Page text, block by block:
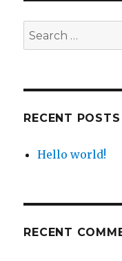
Search
for:
RECENT POSTS
Hello world!
RECENT